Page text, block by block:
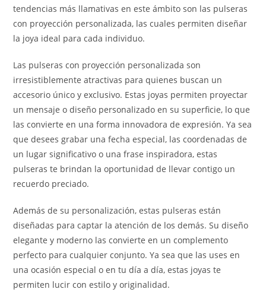
tendencias más llamativas en este ámbito son las pulseras
con proyección personalizada, las cuales permiten diseñar
la joya ideal para cada individuo.
Las pulseras con proyección personalizada son
irresistiblemente atractivas para quienes buscan un
accesorio único y exclusivo. Estas joyas permiten proyectar
un mensaje o diseño personalizado en su superficie, lo que
las convierte en una forma innovadora de expresión. Ya sea
que desees grabar una fecha especial, las coordenadas de
un lugar significativo o una frase inspiradora, estas
pulseras te brindan la oportunidad de llevar contigo un
recuerdo preciado.
Además de su personalización, estas pulseras están
diseñadas para captar la atención de los demás. Su diseño
elegante y moderno las convierte en un complemento
perfecto para cualquier conjunto. Ya sea que las uses en
una ocasión especial o en tu día a día, estas joyas te
permiten lucir con estilo y originalidad.